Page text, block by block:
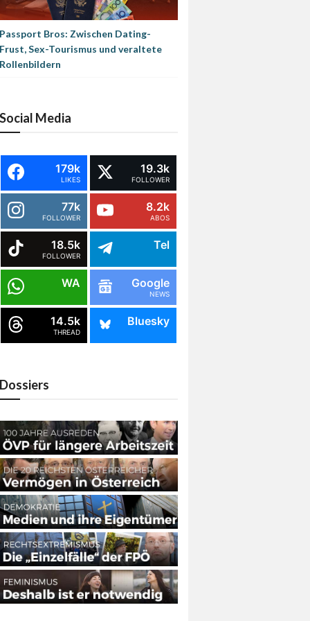
Passport Bros: Zwischen Dating-
Frust, Sex-Tourismus und veraltete
Rollenbildern
Social Media
179k
LIKES
19.3k
FOLLOWER
77k
FOLLOWER
8.2k
ABOS
18.5k
FOLLOWER
Tel
WA Google
NEWS
14.5k
THREAD
Bluesky
Dossiers